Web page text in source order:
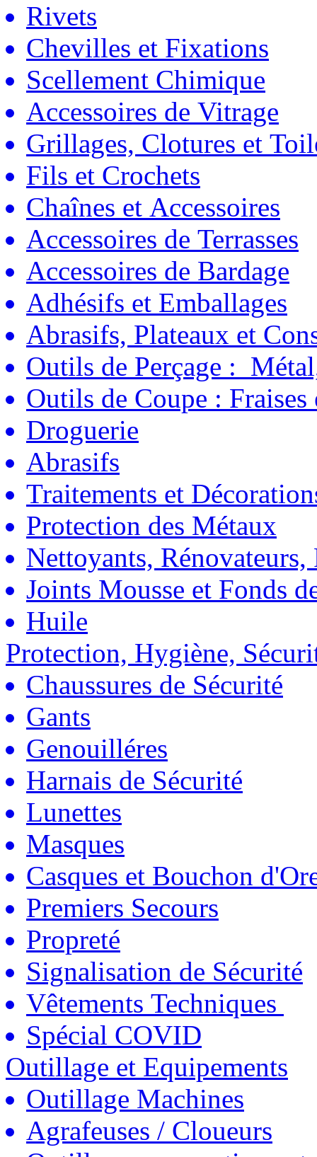
Rivets
Chevilles et Fixations
Scellement Chimique
Accessoires de Vitrage
Grillages, Clotures et
Fils et Crochets
Chaînes et Accessoires
Accessoires de Terrasses
Accessoires de Bardage
Adhésifs et Emballages
Abrasifs, Plateaux et
Outils de Perçage :
Outils de Coupe : Fraises
Droguerie
Abrasifs
Traitements et
Protection des Métaux
Nettoyants, Rénovateurs,
Joints Mousse et Fonds
Huile
Protection, Hygiène,
Chaussures de Sécurité
Gants
Genouilléres
Harnais de Sécurité
Lunettes
Masques
Casques et Bouchon
Premiers Secours
Propreté
Signalisation de Sécurité
Vêtements Techniques
Spécial COVID
Outillage et Equipements
Outillage Machines
Agrafeuses / Cloueurs